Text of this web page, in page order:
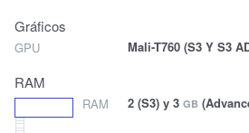
Gráficos
GPU Mali-T760 (S3 Y S3
RAM
RAM 2 (S3) y 3 GB